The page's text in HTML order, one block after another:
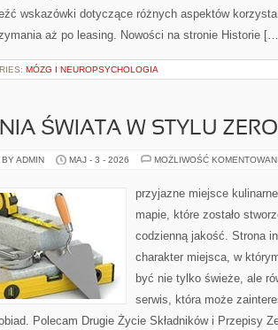
wskazówki dotyczące różnych aspektów
aż po leasing. Nowości na stronie Historie
MÓZG I NEUROPSYCHOLOGIA
ŚWIATA W STYLU
ADMIN MAJ - 3 - 2026 MOŻLIWOŚĆ
przyjazne miejsce
mapie, które zostało
codzienną jakość. Strona
charakter miejsca, w
być nie tylko świeże, ale
serwis, która może
Polecam Drugie Życie Składników i Przepisy